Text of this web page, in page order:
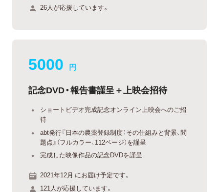
26人が応援しています。
5000 円
記念DVD・報告書謹呈＋上映会招待
ショートビデオ完成記念オンライン上映会へのご招
待
abt発行『日本の農薬登録制度：その仕組みと背景、問
題点』（フルカラー、112ページ）を謹呈
完成した映像作品の記念DVDを謹呈
2021年12月 にお届け予定です。
121人が応援しています。